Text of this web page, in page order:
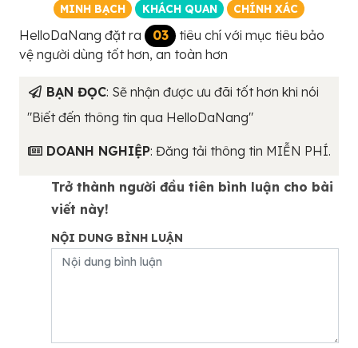
MINH BẠCH KHÁCH QUAN CHÍNH XÁC
HelloDaNang đặt ra 03
tiêu chí với mục tiêu bảo
vệ người dùng tốt hơn, an toàn hơn
BẠN ĐỌC: Sẽ nhận được ưu đãi tốt hơn khi nói
"Biết đến thông tin qua HelloDaNang"
DOANH NGHIỆP: Đăng tải thông tin MIỄN PHÍ.
Trở thành người đầu tiên bình luận cho bài
viết này!
NỘI DUNG BÌNH LUẬN